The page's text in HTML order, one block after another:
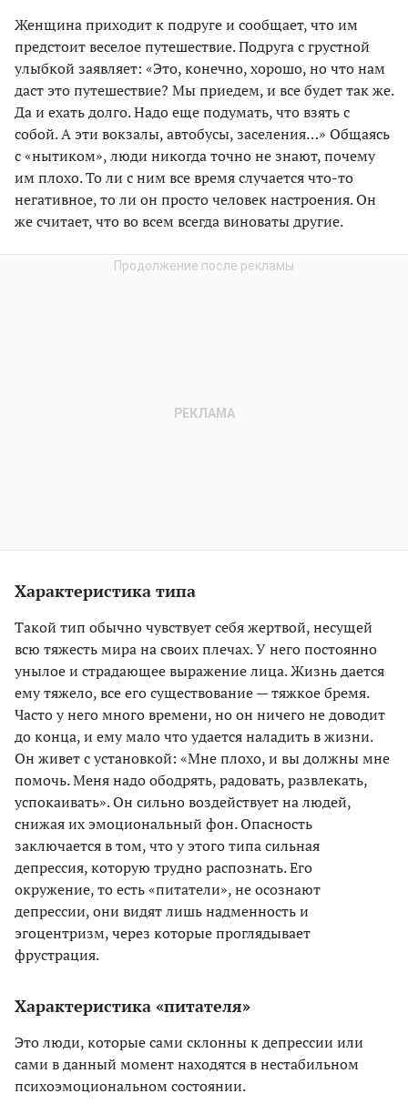
Женщина приходит к подруге и сообщает, что им
предстоит веселое путешествие. Подруга с грустной
улыбкой заявляет: «Это, конечно, хорошо, но что нам
даст это путешествие? Мы приедем, и все будет так же.
Да и ехать долго. Надо еще подумать, что взять с
собой. А эти вокзалы, автобусы, заселения…» Общаясь
с «нытиком», люди никогда точно не знают, почему
им плохо. То ли с ним все время случается что-то
негативное, то ли он просто человек настроения. Он
же считает, что во всем всегда виноваты другие.
Характеристика типа
Такой тип обычно чувствует себя жертвой, несущей
всю тяжесть мира на своих плечах. У него постоянно
унылое и страдающее выражение лица. Жизнь дается
ему тяжело, все его существование — тяжкое бремя.
Часто у него много времени, но он ничего не доводит
до конца, и ему мало что удается наладить в жизни.
Он живет с установкой: «Мне плохо, и вы должны мне
помочь. Меня надо ободрять, радовать, развлекать,
успокаивать». Он сильно воздействует на людей,
снижая их эмоциональный фон. Опасность
заключается в том, что у этого типа сильная
депрессия, которую трудно распознать. Его
окружение, то есть «питатели», не осознают
депрессии, они видят лишь надменность и
эгоцентризм, через которые проглядывает
фрустрация.
Характеристика «питателя»
Это люди, которые сами склонны к депрессии или
сами в данный момент находятся в нестабильном
психоэмоциональном состоянии.